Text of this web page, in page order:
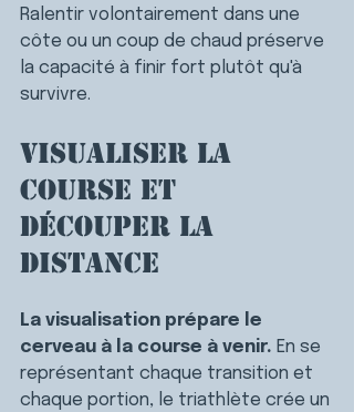
Ralentir volontairement dans une
côte ou un coup de chaud préserve
la capacité à finir fort plutôt qu'à
survivre.
Visualiser la
course et
découper la
distance
La visualisation prépare le
cerveau à la course à venir. En se
représentant chaque transition et
chaque portion, le triathlète crée un